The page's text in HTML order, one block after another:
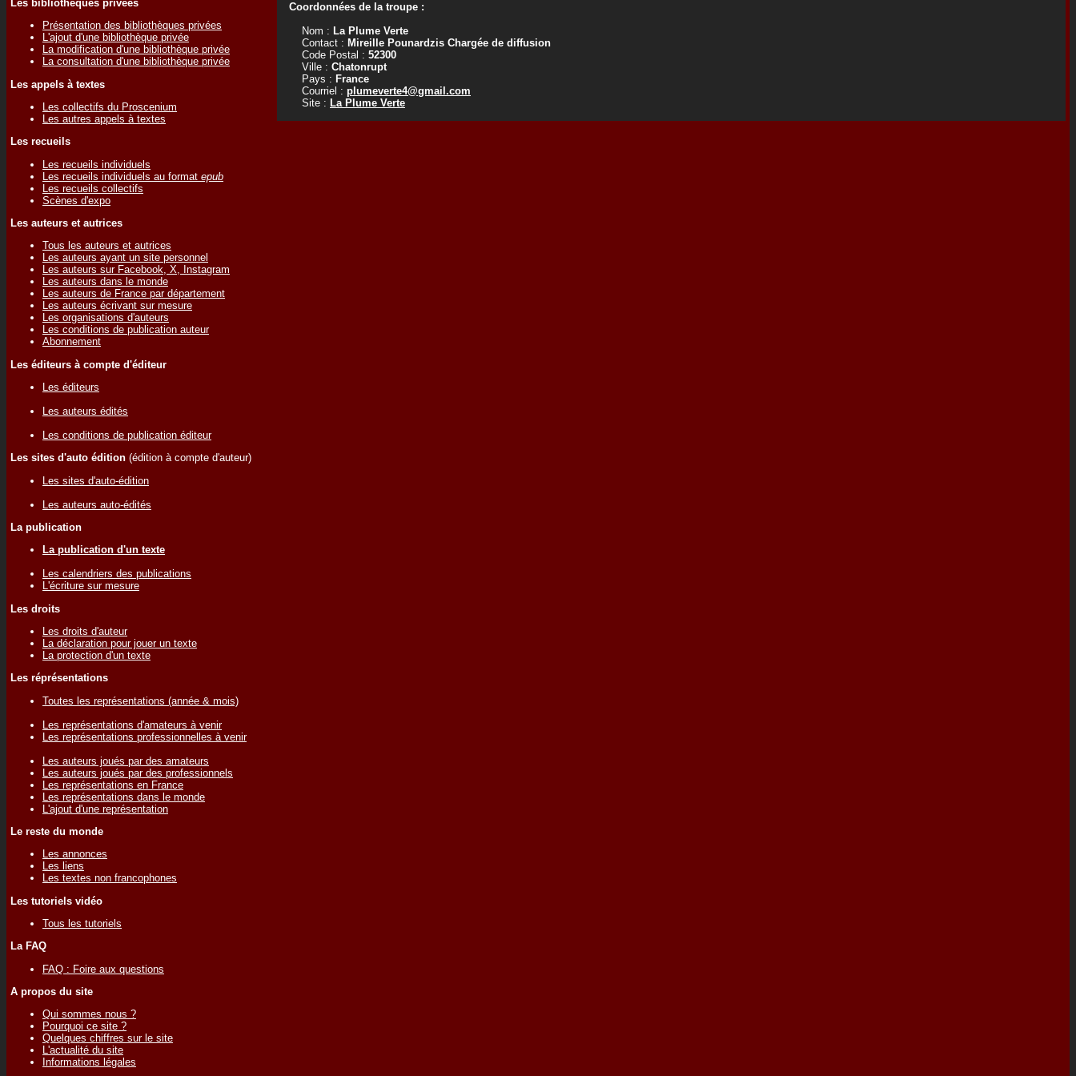
Les bibliothèques privées
Présentation des bibliothèques privées
L'ajout d'une bibliothèque privée
La modification d'une bibliothèque privée
La consultation d'une bibliothèque privée
Les appels à textes
Les collectifs du Proscenium
Les autres appels à textes
Les recueils
Les recueils individuels
Les recueils individuels au format epub
Les recueils collectifs
Scènes d'expo
Les auteurs et autrices
Tous les auteurs et autrices
Les auteurs ayant un site personnel
Les auteurs sur Facebook, X, Instagram
Les auteurs dans le monde
Les auteurs de France par département
Les auteurs écrivant sur mesure
Les organisations d'auteurs
Les conditions de publication auteur
Abonnement
Les éditeurs à compte d'éditeur
Les éditeurs
Les auteurs édités
Les conditions de publication éditeur
Les sites d'auto édition (édition à compte d'auteur)
Les sites d'auto-édition
Les auteurs auto-édités
La publication
La publication d'un texte
Les calendriers des publications
L'écriture sur mesure
Les droits
Les droits d'auteur
La déclaration pour jouer un texte
La protection d'un texte
Les réprésentations
Toutes les représentations (année & mois)
Les représentations d'amateurs à venir
Les représentations professionnelles à venir
Les auteurs joués par des amateurs
Les auteurs joués par des professionnels
Les représentations en France
Les représentations dans le monde
L'ajout d'une représentation
Le reste du monde
Les annonces
Les liens
Les textes non francophones
Les tutoriels vidéo
Tous les tutoriels
La FAQ
FAQ : Foire aux questions
A propos du site
Qui sommes nous ?
Pourquoi ce site ?
Quelques chiffres sur le site
L'actualité du site
Informations légales
Coordonnées de la troupe :
Nom : La Plume Verte
Contact : Mireille Pounardzis Chargée de diffusion
Code Postal : 52300
Ville : Chatonrupt
Pays : France
Courriel : plumeverte4@gmail.com
Site : La Plume Verte